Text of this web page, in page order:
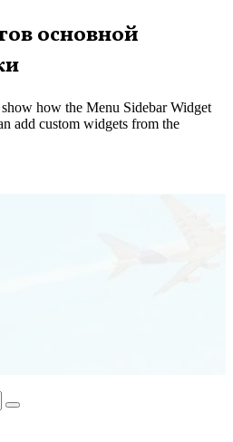
основной
how the Menu Sidebar Widget
add custom widgets from the